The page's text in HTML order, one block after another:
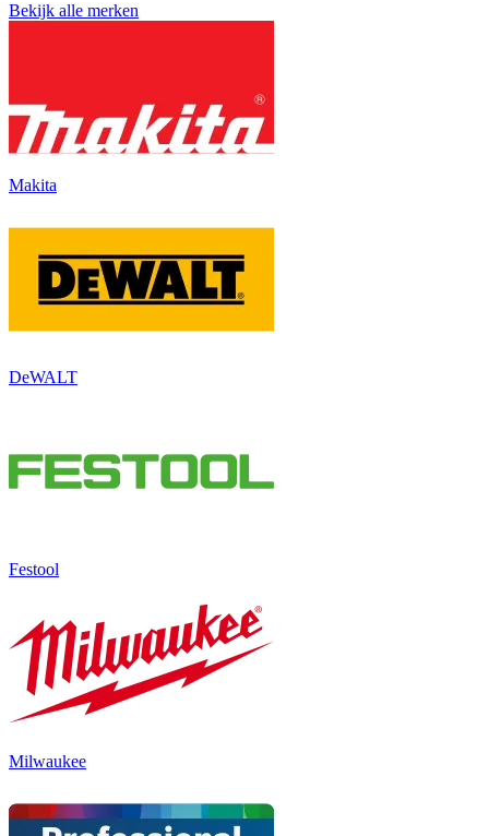
Bekijk alle merken
Makita
DeWALT
Festool
Milwaukee